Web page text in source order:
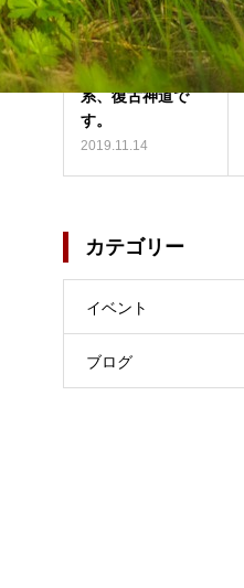
天率教は教派神道
系、復古神道で
す。
2019.11.14
カテゴリー
イベント
ブログ